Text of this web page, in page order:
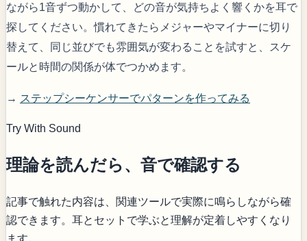
ながら1音ずつ動かして、どの音が気持ちよく響くかを耳で
探してください。慣れてきたらメジャーやマイナーに切り
替えて、同じ並びでも雰囲気が変わることを試すと、スケ
ールと時間の関係が体でつかめます。
→ ステップシーケンサーでパターンを作ってみる
Try With Sound
理論を読んだら、音で確認する
記事で触れた内容は、関連ツールで実際に鳴らしながら確
認できます。耳とセットで学ぶと理解が定着しやすくなり